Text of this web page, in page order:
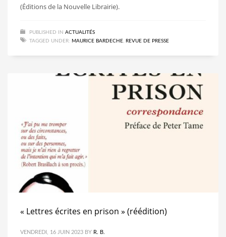
(Éditions de la Nouvelle Librairie).
PUBLISHED IN ACTUALITÉS
TAGGED UNDER: MAURICE BARDECHE REVUE DE PRESSE
« Lettres écrites en prison » (réédition)
VENDREDI, 16 JUIN 2023 BY R. B.